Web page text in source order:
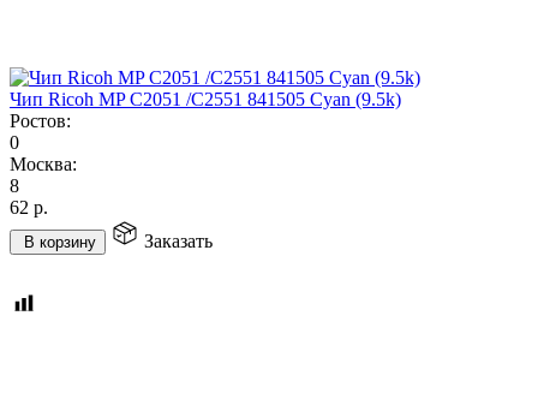
Чип Ricoh MP C2051 /C2551 841505 Cyan (9.5k)
Ростов:
0
Москва:
8
62 р.
В корзину Заказать